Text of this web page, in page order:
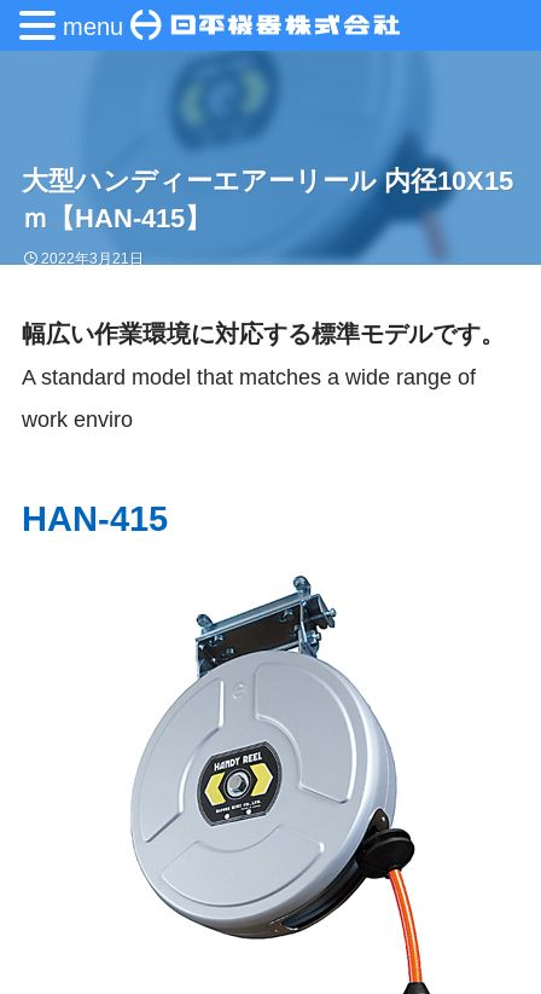
大型ハンディーエアーリール 内径10X15
ｍ【HAN-415】
2022年3月21日
幅広い作業環境に対応する標準モデルです。
A standard model that matches a wide range of
work enviro
HAN-415
menu